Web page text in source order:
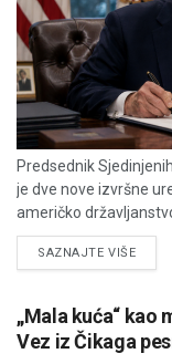
Predsednik
je dve nove izvršne
američko
SAZNAJTE VIŠE
„Mala kuća“ kao
Vez iz Čikaga